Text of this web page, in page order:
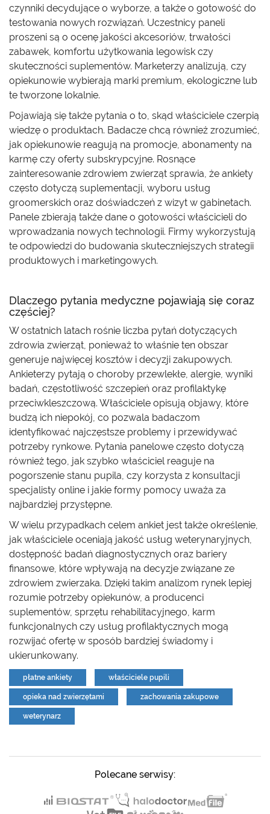
czynniki decydujące o wyborze, a także o gotowość do
testowania nowych rozwiązań. Uczestnicy paneli
proszeni są o ocenę jakości akcesoriów, trwałości
zabawek, komfortu użytkowania legowisk czy
skuteczności suplementów. Marketerzy analizują, czy
opiekunowie wybierają marki premium, ekologiczne lub
te tworzone lokalnie.
Pojawiają się także pytania o to, skąd właściciele czerpią
wiedzę o produktach. Badacze chcą również zrozumieć,
jak opiekunowie reagują na promocje, abonamenty na
karmę czy oferty subskrypcyjne. Rosnące
zainteresowanie zdrowiem zwierząt sprawia, że ankiety
często dotyczą suplementacji, wyboru usług
groomerskich oraz doświadczeń z wizyt w gabinetach.
Panele zbierają także dane o gotowości właścicieli do
wprowadzania nowych technologii. Firmy wykorzystują
te odpowiedzi do budowania skuteczniejszych strategii
produktowych i marketingowych.
Dlaczego pytania medyczne pojawiają się coraz
częściej?
W ostatnich latach rośnie liczba pytań dotyczących
zdrowia zwierząt, ponieważ to właśnie ten obszar
generuje najwięcej kosztów i decyzji zakupowych.
Ankieterzy pytają o choroby przewlekłe, alergie, wyniki
badań, częstotliwość szczepień oraz profilaktykę
przeciwkleszczową. Właściciele opisują objawy, które
budzą ich niepokój, co pozwala badaczom
identyfikować najczęstsze problemy i przewidywać
potrzeby rynkowe. Pytania panelowe często dotyczą
również tego, jak szybko właściciel reaguje na
pogorszenie stanu pupila, czy korzysta z konsultacji
specjalisty online i jakie formy pomocy uważa za
najbardziej przystępne.
W wielu przypadkach celem ankiet jest także określenie,
jak właściciele oceniają jakość usług weterynaryjnych,
dostępność badań diagnostycznych oraz bariery
finansowe, które wpływają na decyzje związane ze
zdrowiem zwierzaka. Dzięki takim analizom rynek lepiej
rozumie potrzeby opiekunów, a producenci
suplementów, sprzętu rehabilitacyjnego, karm
funkcjonalnych czy usług profilaktycznych mogą
rozwijać ofertę w sposób bardziej świadomy i
ukierunkowany.
płatne ankiety właściciele pupili
opieka nad zwierzętami zachowania zakupowe
weterynarz
Polecane serwisy: